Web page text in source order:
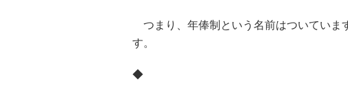
つまり、年俸制という名前はついていま
す。
◆